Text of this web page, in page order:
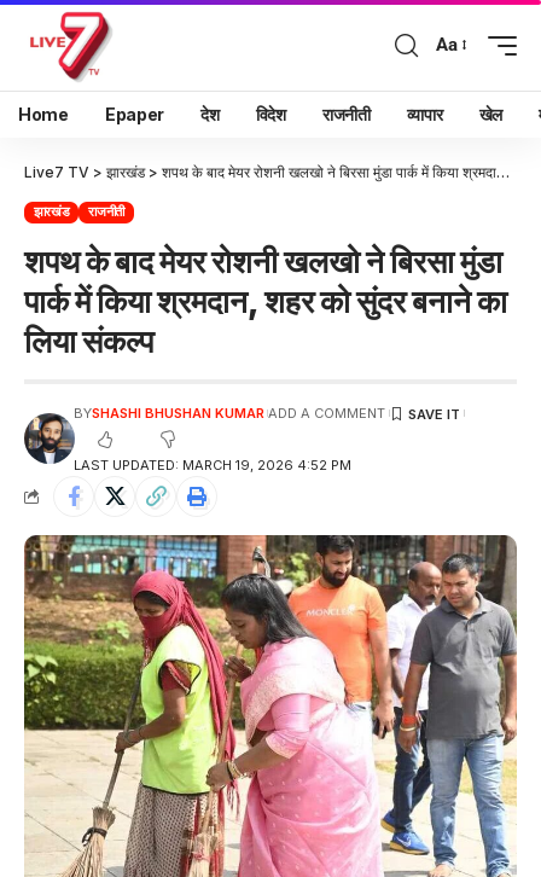
Aa
Home Epaper देश विदेश राजनीती व्यापार खेल
Live7 TV > झारखंड> शपथ के बाद मेयर रोशनी खलखो ने बिरसा मुंडा पार्क में किया श्रमदान, शहर को सुंदर बनाने का लिया संकल्प
झारखंड राजनीती
शपथ के बाद मेयर रोशनी खलखो ने बिरसा मुंडा
पार्क में किया श्रमदान, शहर को सुंदर बनाने का
लिया संकल्प
LAST UPDATED: MARCH 19, 2026 4:52 PM
BYSHASHI BHUSHAN KUMAR ADD A COMMENT